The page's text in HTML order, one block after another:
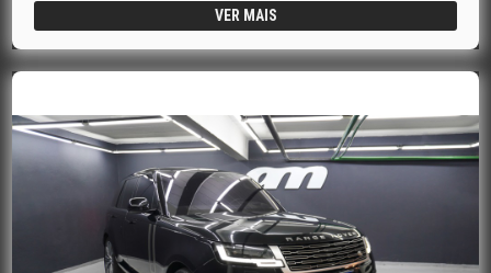
VER MAIS